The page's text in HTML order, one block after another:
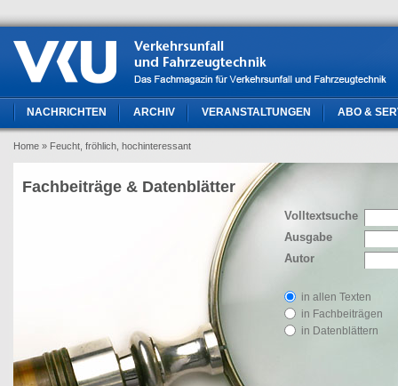
NACHRICHTEN ARCHIV VERANSTALTUNGEN ABO &
Home » Feucht, fröhlich, hochinteressant
Volltextsuche
Ausgabe
Autor
in allen Texten
in Fachbeiträgen
in Datenblättern
Fachbeiträge & Datenblätter